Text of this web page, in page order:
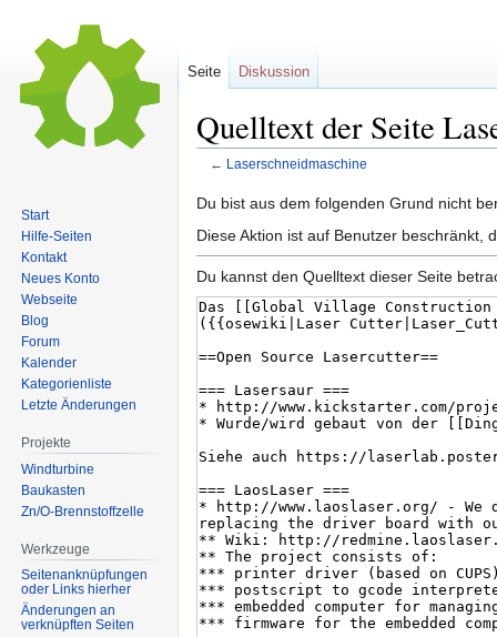
Quelltext der Seite
← Laserschneidmaschine
Zur
Navigation
Zur
Suche
Du bist aus dem folgenden Grund nicht
Diese Aktion ist auf Benutzer beschränkt,
Du kannst den Quelltext dieser Seite
Seite Diskussion
Start
Hilfe-Seiten
Kontakt
Neues Konto
Webseite
Blog
Forum
Kalender
Kategorienliste
Letzte Änderungen
Projekte
Windturbine
Baukasten
Zn/O-Brennstoffzelle
Werkzeuge
Seitenanknüpfungen
oder Links hierher
Änderungen an
verknüpften Seiten